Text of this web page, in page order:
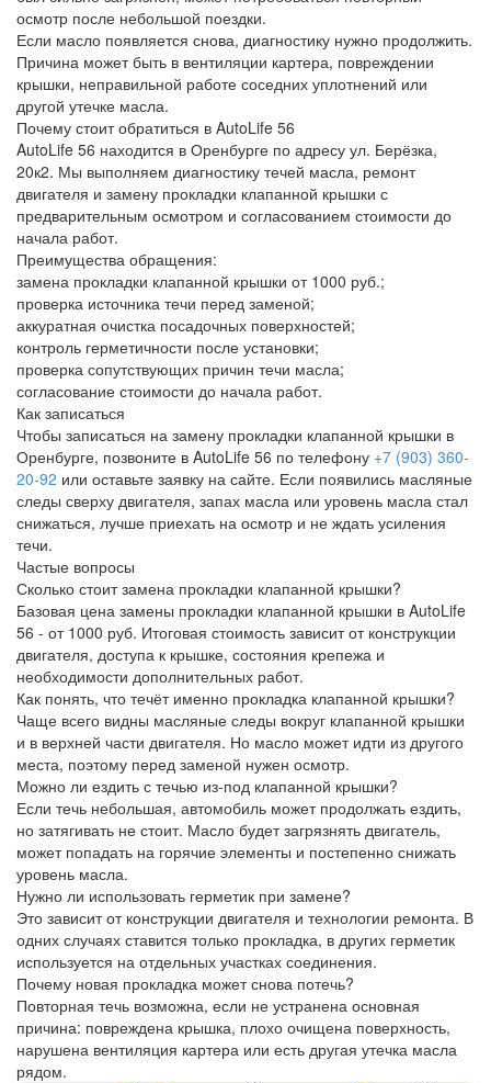
осмотр после небольшой поездки.
Если масло появляется снова, диагностику нужно продолжить.
Причина может быть в вентиляции картера, повреждении
крышки, неправильной работе соседних уплотнений или
другой утечке масла.
Почему стоит обратиться в AutoLife 56
AutoLife 56 находится в Оренбурге по адресу ул. Берёзка,
20к2. Мы выполняем диагностику течей масла, ремонт
двигателя и замену прокладки клапанной крышки с
предварительным осмотром и согласованием стоимости до
начала работ.
Преимущества обращения:
замена прокладки клапанной крышки от 1000 руб.;
проверка источника течи перед заменой;
аккуратная очистка посадочных поверхностей;
контроль герметичности после установки;
проверка сопутствующих причин течи масла;
согласование стоимости до начала работ.
Как записаться
Чтобы записаться на замену прокладки клапанной крышки в
Оренбурге, позвоните в AutoLife 56 по телефону +7 (903) 360-
20-92 или оставьте заявку на сайте. Если появились масляные
следы сверху двигателя, запах масла или уровень масла стал
снижаться, лучше приехать на осмотр и не ждать усиления
течи.
Частые вопросы
Сколько стоит замена прокладки клапанной крышки?
Базовая цена замены прокладки клапанной крышки в AutoLife
56 - от 1000 руб. Итоговая стоимость зависит от конструкции
двигателя, доступа к крышке, состояния крепежа и
необходимости дополнительных работ.
Как понять, что течёт именно прокладка клапанной крышки?
Чаще всего видны масляные следы вокруг клапанной крышки
и в верхней части двигателя. Но масло может идти из другого
места, поэтому перед заменой нужен осмотр.
Можно ли ездить с течью из-под клапанной крышки?
Если течь небольшая, автомобиль может продолжать ездить,
но затягивать не стоит. Масло будет загрязнять двигатель,
может попадать на горячие элементы и постепенно снижать
уровень масла.
Нужно ли использовать герметик при замене?
Это зависит от конструкции двигателя и технологии ремонта. В
одних случаях ставится только прокладка, в других герметик
используется на отдельных участках соединения.
Почему новая прокладка может снова потечь?
Повторная течь возможна, если не устранена основная
причина: повреждена крышка, плохо очищена поверхность,
нарушена вентиляция картера или есть другая утечка масла
рядом.